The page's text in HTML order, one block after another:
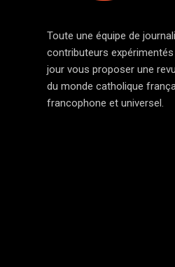
Toute une équipe de
contributeurs
jour vous proposer une
du monde catholique
francophone et universel.